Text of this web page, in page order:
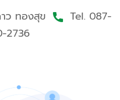
ทองสุข Tel. 087-
2736